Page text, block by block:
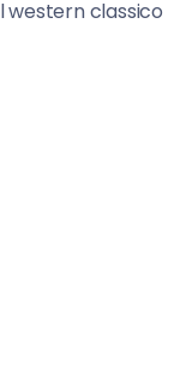
western classico